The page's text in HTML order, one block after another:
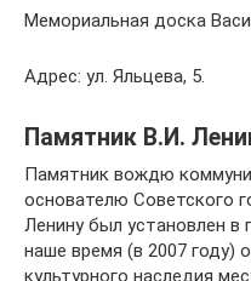
Мемориальная доска
Адрес: ул. Яльцева, 5.
Памятник В.И.
Памятник вождю
основателю Советского
Ленину был установлен в
наше время (в 2007 году)
культурного наследия